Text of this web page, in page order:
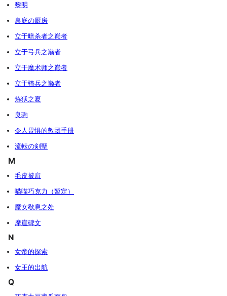
黎明
裏庭の厨房
立于暗杀者之巅者
立于弓兵之巅者
立于魔术师之巅者
立于骑兵之巅者
炼狱之夏
良驹
令人畏惧的教团手册
流転の剣聖
M
毛皮披肩
喵喵巧克力（暂定）
魔女歇息之处
摩崖碑文
N
女帝的探索
女王的出航
Q